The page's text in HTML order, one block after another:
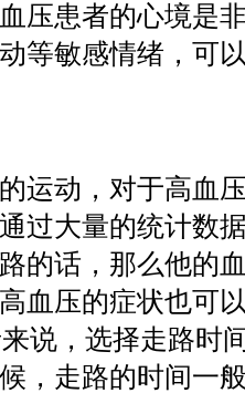
压患者的心境是
等敏感情绪，可
运动，对于高血
过大量的统计数
的话，那么他的
血压的症状也可
说，选择走路时
，走路的时间一